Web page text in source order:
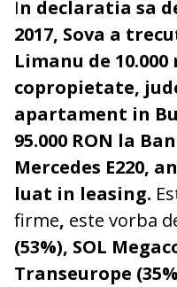
In declaratia sa
2017, Sova a
Limanu de
copropietate,
apartament in
95.000 RON la
Mercedes E220,
luat in leasing.
firme, este vorba
(53%), SOL
Transeurope